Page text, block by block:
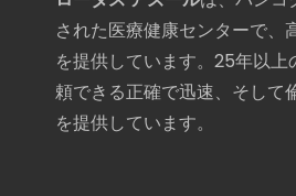
された医療健康センターで、
を提供しています。25年以
頼できる正確で迅速、そして
を提供しています。